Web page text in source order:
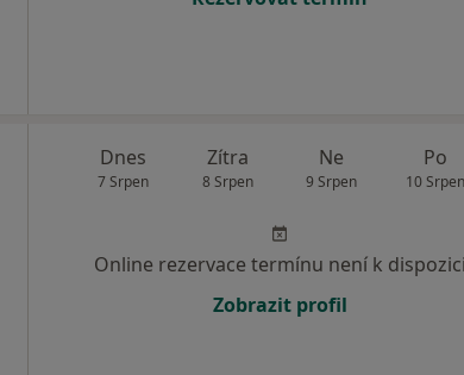
Dnes
7 Srpen
Zítra
8 Srpen
Ne
9 Srpen
Po
10 Srpen
Online rezervace termínu není k dispozici
Zobrazit profil